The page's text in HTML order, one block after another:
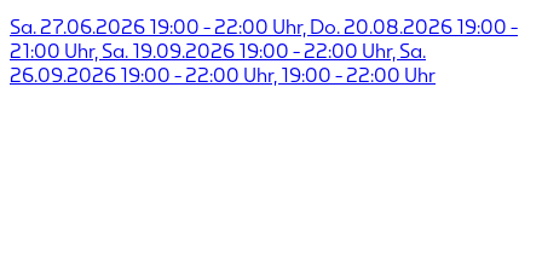
Sa. 27.06.2026 19:00 - 22:00 Uhr, Do. 20.08.2026 19:00 -
21:00 Uhr, Sa. 19.09.2026 19:00 - 22:00 Uhr, Sa.
26.09.2026 19:00 - 22:00 Uhr, 19:00 - 22:00 Uhr